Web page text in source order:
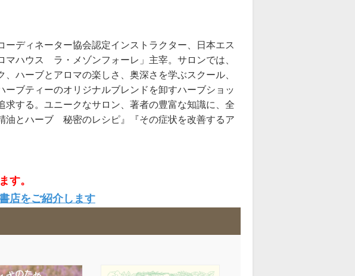
ディネーター協会認定インストラクター、日本エス
マハウス ラ・メゾンフォーレ」主宰。サロンでは、
ハーブとアロマの楽しさ、奥深さを学ぶスクール、
ブティーのオリジナルブレンドを卸すハーブショッ
する。ユニークなサロン、著者の豊富な知識に、全
油とハーブ 秘密のレシピ』『その症状を改善するア
す。
店をご紹介します